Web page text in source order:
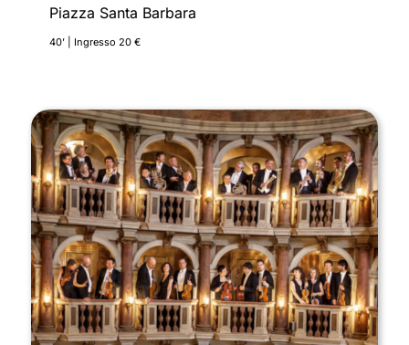
Piazza Santa Barbara
40’ | Ingresso 20 €